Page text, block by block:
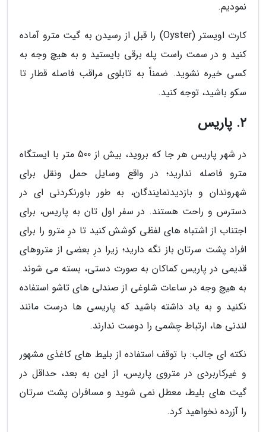
نمودیم.
کارت اویستر (Oyster) را قبل از رسیدن به گیت مترو آماده
کنید و در سمت راست پله برقی بایستید و به هیچ وجه به
کسی خیره نشوید. ضمناً به تابلوی مراقب فاصله قطار تا
سکو باشید، توجه کنید.
2. پاریس
در شهر پاریس هر جا که بروید، بیش از 500 متر با ایستگاه
مترو فاصله ندارید؛ در واقع وسایل حمل ونقل برای
شهروندان و بازدیدنمایندگان، به طور باورنکردنی ای در
دسترس و راحت هستند. در سفر اول تان به پاریس، برای
اجتناب از اشتباه های لفظی کوشش کنید تا درِ مترو را برای
افراد پشت سرتان باز نگه دارید؛ زیرا درِ بعضی از متروهای
قدیمی در پاریس کماکان به صورت دستی، بسته می شوند.
به هیچ وجه در ساعات شلوغی از صندلی های تاشو استفاده
نکنید و به یاد داشته باشید که پاریسی ها درست مانند
لندنی ها، ارتباط چشمی را دوست ندارند.
نکته ای جالب: با توقف استفاده از بلیط های کاغذی مشهور
و غیرکاربردی در متروی پاریس، از این به بعد، حداقل در
گیت های بلیط، معطل نمی شوید و مسافران پشت سرتان
را آزرده نخواهید کرد.